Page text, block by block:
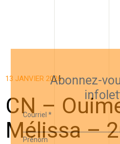
13 JANVIER 2026
CN –
Mélissa –
Abonnez-
Courriel*
Prénom